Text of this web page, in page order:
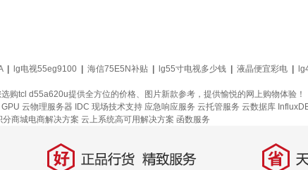
lg电视55eg9100 海信75E5N补贴 lg55寸电视多少钱 液晶便宜彩电
tcl d55a620u提供全方位的价格、图片新款参考，提供愉悦的网上购物体验！
GPU 云物理服务器 IDC 现场技术支持 应急响应服务 云托管服务 云数据库
分商城电商解决方案 云上系统高可用解决方案 函数服务
好 正品行货，精致服务 省 天